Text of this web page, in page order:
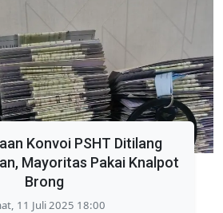
Konvoi PSHT Ditilang
Mayoritas Pakai Knalpot
Brong
11 Juli 2025 18:00